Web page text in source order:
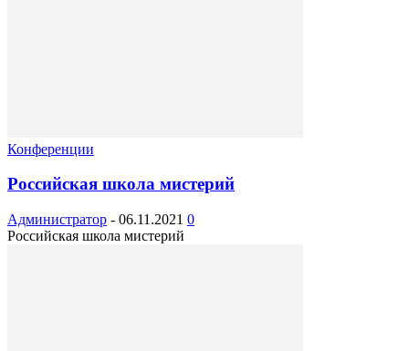
Конференции
Российская школа мистерий
Администратор - 06.11.2021 0
Российская школа мистерий